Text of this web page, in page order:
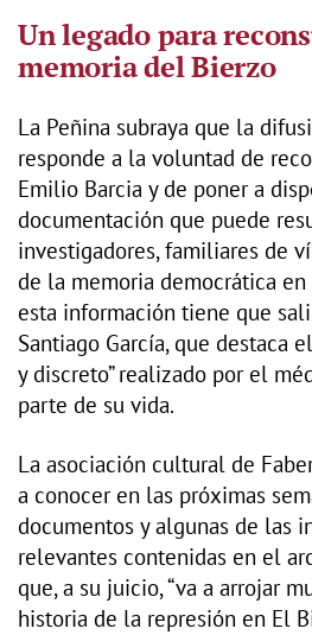
Un legado para
memoria del Bierzo
La Peñina subraya que la
responde a la voluntad de
Emilio Barcia y de poner a
documentación que puede
investigadores, familiares de
de la memoria democrática en
esta información tiene que
Santiago García, que destaca
y discreto” realizado por el
parte de su vida.
La asociación cultural de
a conocer en las próximas
documentos y algunas de las
relevantes contenidas en el
que, a su juicio, “va a arrojar
historia de la represión en El